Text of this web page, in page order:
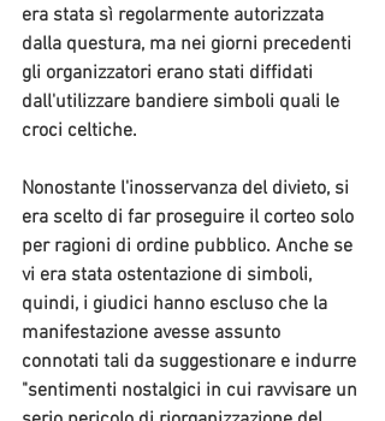
era stata sì regolarmente autorizzata
dalla questura, ma nei giorni precedenti
gli organizzatori erano stati diffidati
dall'utilizzare bandiere simboli quali le
croci celtiche.
Nonostante l'inosservanza del divieto, si
era scelto di far proseguire il corteo solo
per ragioni di ordine pubblico. Anche se
vi era stata ostentazione di simboli,
quindi, i giudici hanno escluso che la
manifestazione avesse assunto
connotati tali da suggestionare e indurre
"sentimenti nostalgici in cui ravvisare un